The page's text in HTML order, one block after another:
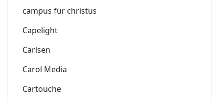
campus für christus
Capelight
Carlsen
Carol Media
Cartouche